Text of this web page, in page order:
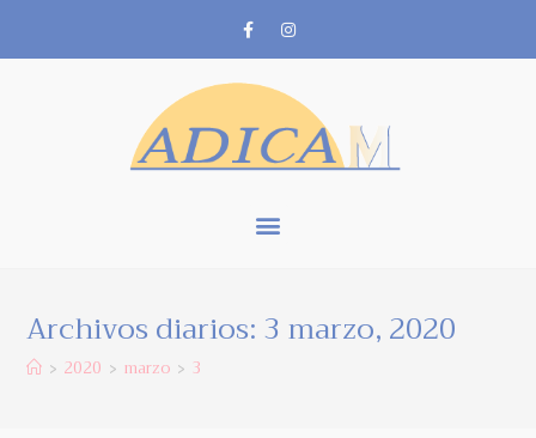
Archivos diarios: 3 marzo, 2020
> 2020 > marzo > 3